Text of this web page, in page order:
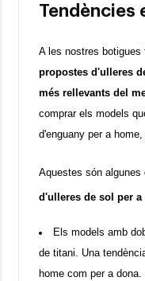
Tendències
propostes d'ulleres
més rellevants del
comprar els models
d'enguany per a
Aquestes són algunes
d'ulleres de sol per a
Els models amb
de titani. Una
home com per a dona.